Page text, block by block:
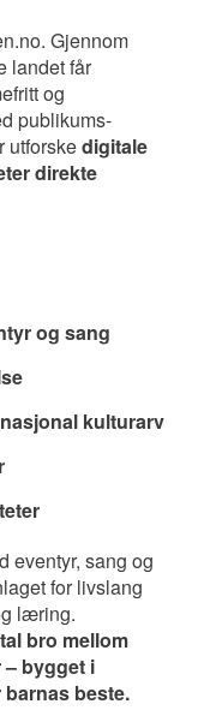
Gjennom
landet får
og
publikums-
utforskedigitale
direkte
og sang
kulturarv
eventyr, sang og
for livslang
læring.
bro mellom
bygget i
beste.